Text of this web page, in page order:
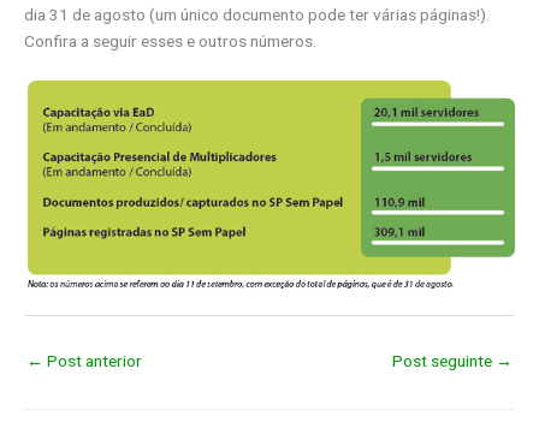
dia 31 de agosto (um único documento pode ter várias páginas!).
Confira a seguir esses e outros números.
← Post anterior Post seguinte →